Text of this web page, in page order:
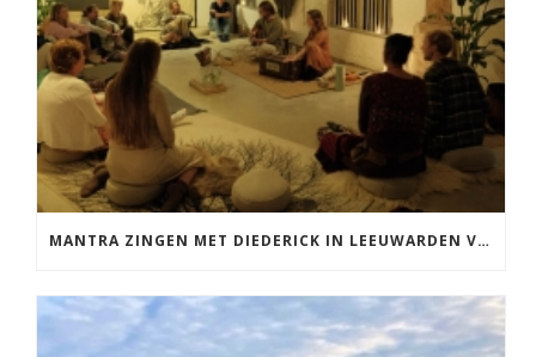
MANTRA ZINGEN MET DIEDERICK IN LEEUWARDEN VRIJDAG 12 JUNI KIRTAN